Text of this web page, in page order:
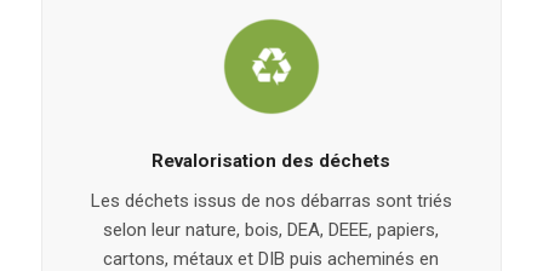
Revalorisation des déchets
Les déchets issus de nos débarras sont triés
selon leur nature, bois, DEA, DEEE, papiers,
cartons, métaux et DIB puis acheminés en